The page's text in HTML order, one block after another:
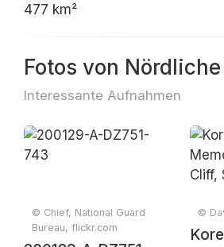
477 km²
Fotos von
Interessante Aufnahmen
© Chief, National Guard
Bureau, flickr.com
©